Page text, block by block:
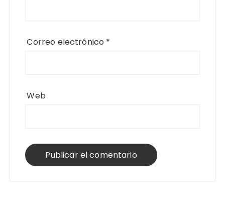
Correo electrónico *
Web